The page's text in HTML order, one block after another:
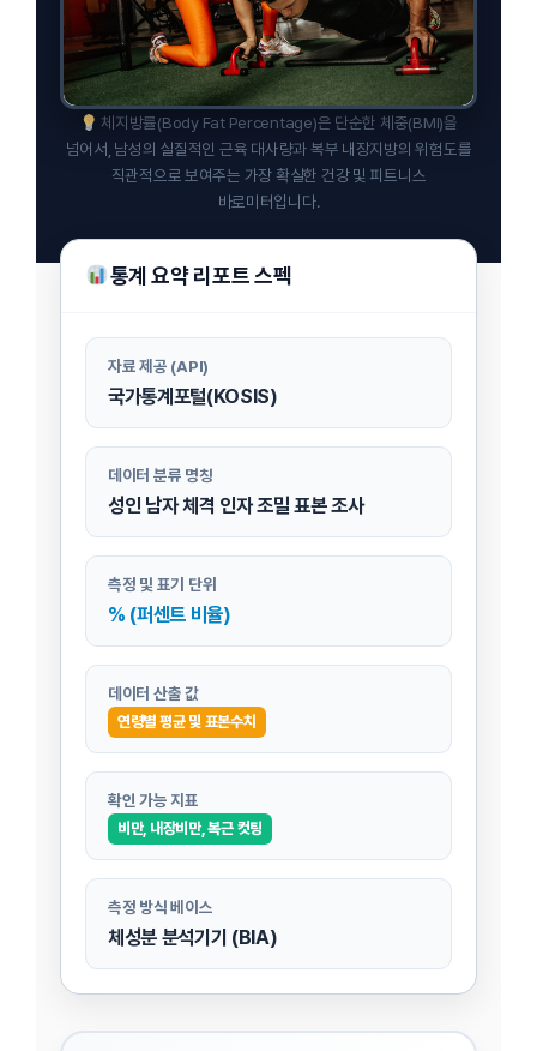
체지방률(Body Fat Percentage)은 단순한 체중(BMI)을
넘어서, 남성의 실질적인 근육 대사량과 복부 내장지방의 위험도를
직관적으로 보여주는 가장 확실한 건강 및 피트니스
바로미터입니다.
통계 요약 리포트 스펙
자료 제공 (API)
국가통계포털(KOSIS)
데이터 분류 명칭
성인 남자 체격 인자 조밀 표본 조사
측정 및 표기 단위
% (퍼센트 비율)
데이터 산출 값
연령별 평균 및 표본수치
확인 가능 지표
비만, 내장비만, 복근 컷팅
측정 방식 베이스
체성분 분석기기 (BIA)